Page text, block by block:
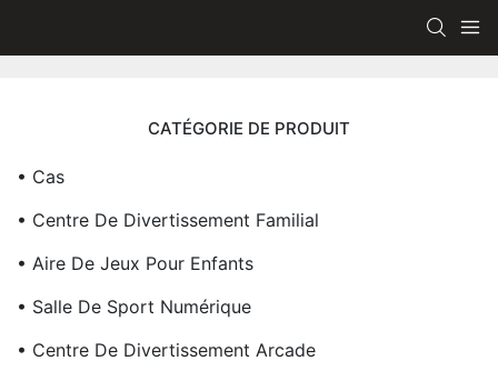
CATÉGORIE DE PRODUIT
• Cas
• Centre De Divertissement Familial
• Aire De Jeux Pour Enfants
• Salle De Sport Numérique
• Centre De Divertissement Arcade